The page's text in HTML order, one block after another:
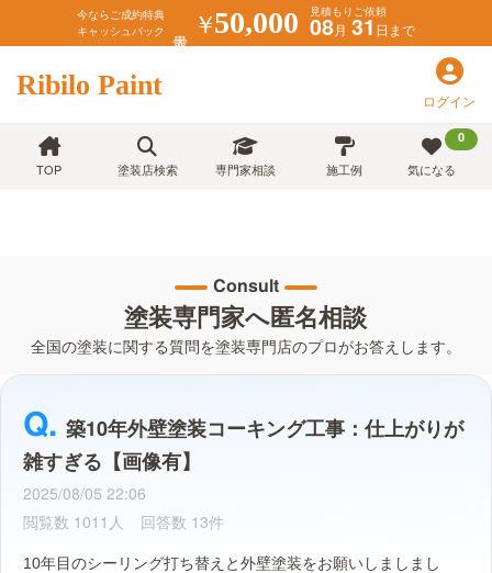
今ならご成約特典
キャッシュバック
￥50,000 見積もりご依頼
08月 31日まで
Ribilo Paint ログイン
TOP 塗装店検索 専門家相談 施工例
0
気になる
Consult
塗装専門家へ匿名相談
全国の塗装に関する質問を塗装専門店のプロがお答えします。
築10年外壁塗装コーキング工事：仕上がりが
雑すぎる【画像有】
2025/08/05 22:06
閲覧数 1011人 回答数 13件
10年目のシーリング打ち替えと外壁塗装をお願いしましまし